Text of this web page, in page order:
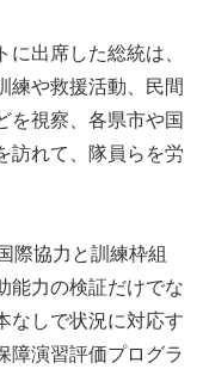
出席した総統は、
練や救援活動、民間
を視察、各県市や国
訪れて、隊員らを労
際協力と訓練枠組
能力の検証だけでな
なしで状況に対応す
障演習評価プログラ